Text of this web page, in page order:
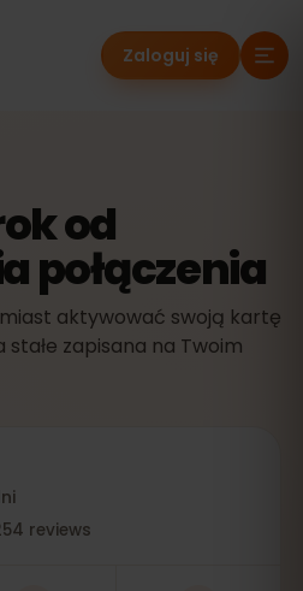
Zaloguj się
od
połączenia
aktywować swoją kartę
zapisana na Twoim
reviews